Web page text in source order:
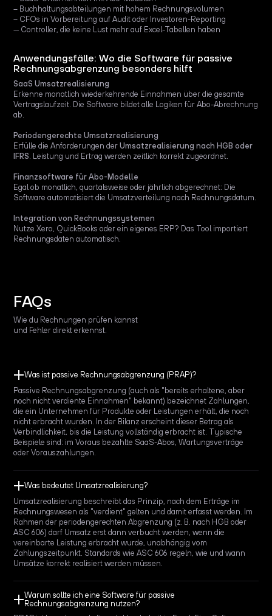
– Buchhaltungsabteilungen mit hohem Rechnungsvolumen
– CFOs in Vorbereitung auf Audit oder Investoren-Reporting
— Controller, die keine Lust mehr auf Excel-Tabellen haben
Anwendungsfälle: Wo die Software für passive
Rechnungsabgrenzung besonders hilft
SaaS Umsatzrealisierung
Erkenne monatlich wiederkehrende Einnahmen über die gesamte
Vertragslaufzeit. Die Software bildet alle Logiken für Abo-Abrechnung
ab.
Periodengerechte Umsatzrealisierung
Erfülle die Anforderungen derUmsatzrealisierung nach HGB oder
IFRS . Leistung und Ertrag werden zeitlich korrekt zugeordnet.
Finanzsoftware für Abo-Modelle
Egal ob monatlich, quartalsweise oder jährlich abgerechnet: Die
Software automatisiert die Umsatzverteilung nach Rechnungsdatum.
Integration von Rechnungssystemen
Nutze Xero, QuickBooks oder ein eigenes ERP? Das Tool importiert
Rechnungsdaten automatisch.
FAQs
Wie du Rechnungen prüfen kannst
und Fehler direkt erkennst.
Was ist passive Rechnungsabgrenzung (PRAP)?
Passive Rechnungsabgrenzung (auch als "bereits erhaltene, aber
noch nicht verdiente Einnahmen" bekannt) bezeichnet Zahlungen,
die ein Unternehmen für Produkte oder Leistungen erhält, die noch
nicht erbracht wurden. In der Bilanz erscheint dieser Betrag als
Verbindlichkeit, bis die Leistung vollständig erbracht ist. Typische
Beispiele sind: im Voraus bezahlte SaaS-Abos, Wartungsverträge
oder Vorauszahlungen.
Was bedeutet Umsatzrealisierung?
Umsatzrealisierung beschreibt das Prinzip, nach dem Erträge im
Rechnungswesen als "verdient" gelten und damit erfasst werden. Im
Rahmen der periodengerechten Abgrenzung (z. B. nach HGB oder
ASC 606) darf Umsatz erst dann verbucht werden, wenn die
vereinbarte Leistung erbracht wurde, unabhängig vom
Zahlungszeitpunkt. Standards wie ASC 606 regeln, wie und wann
Umsätze korrekt realisiert werden müssen.
Warum sollte ich eine Software für passive
Rechnungsabgrenzung nutzen?